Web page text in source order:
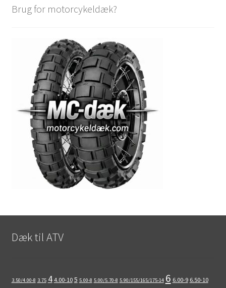
Brug for motorcykeldæk?
Dæk til ATV
3.50/4.00-8 3.75 4 4.00-10 5 5.00-8 5.00/5.70-8 5.90/155/165/175-14 6 6.00-9 6.50-10